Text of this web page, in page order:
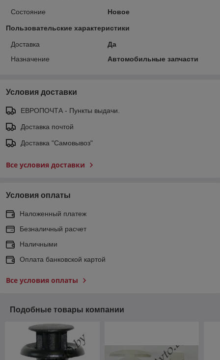
Состояние Новое
Пользовательские характеристики
Доставка
Да
Назначение
Автомобильные запчасти
Условия доставки
ЕВРОПОЧТА - Пункты выдачи.
Доставка почтой
Доставка "Самовывоз"
Все условия доставки
Условия оплаты
Наложенный платеж
Безналичный расчет
Наличными
Оплата банковской картой
Все условия оплаты
Подобные товары компании